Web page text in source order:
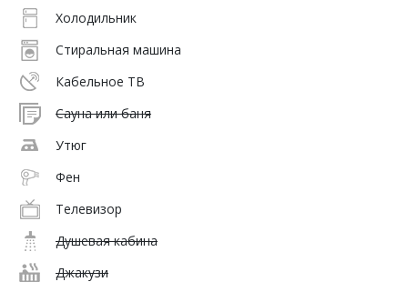
Холодильник
Стиральная машина
Кабельное ТВ
Сауна или баня
Утюг
Фен
Телевизор
Душевая кабина
Джакузи